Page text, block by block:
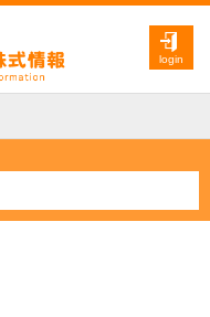
login